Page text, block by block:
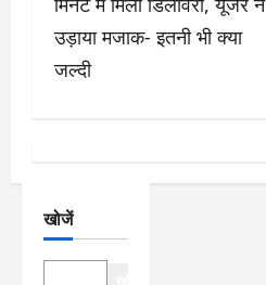
श
न
उड़ाया मजाक- इतनी भी क्या
जल्दी
खोजें